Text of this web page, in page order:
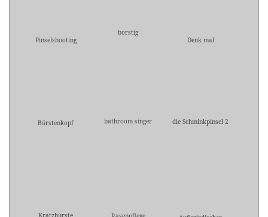
Pinselshooting
borstig
Denk mal
Bürstenkopf bathroom singer die Schminkpinsel 2
Kratzbürste